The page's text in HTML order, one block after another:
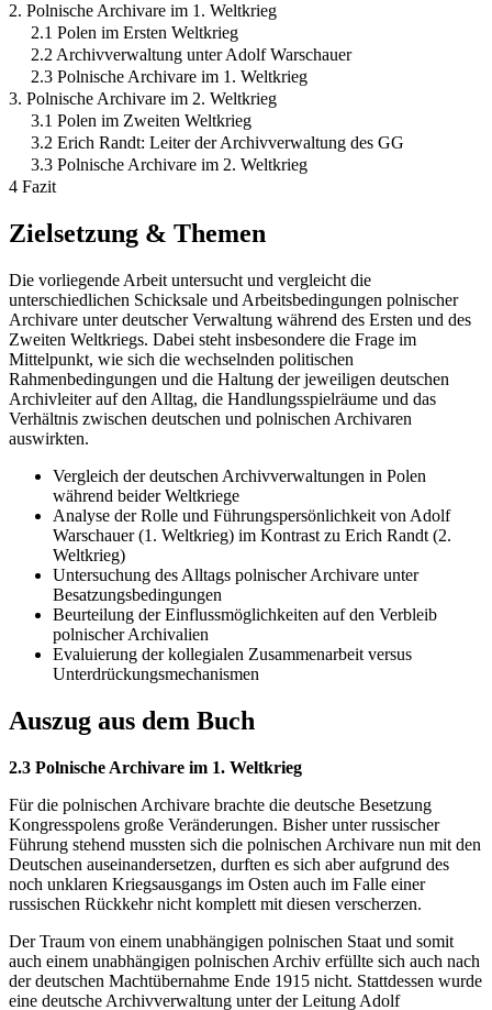
2. Polnische Archivare im 1. Weltkrieg
2.1 Polen im Ersten Weltkrieg
2.2 Archivverwaltung unter Adolf Warschauer
2.3 Polnische Archivare im 1. Weltkrieg
3. Polnische Archivare im 2. Weltkrieg
3.1 Polen im Zweiten Weltkrieg
3.2 Erich Randt: Leiter der Archivverwaltung des GG
3.3 Polnische Archivare im 2. Weltkrieg
4 Fazit
Zielsetzung & Themen
Die vorliegende Arbeit untersucht und vergleicht die
unterschiedlichen Schicksale und Arbeitsbedingungen polnischer
Archivare unter deutscher Verwaltung während des Ersten und des
Zweiten Weltkriegs. Dabei steht insbesondere die Frage im
Mittelpunkt, wie sich die wechselnden politischen
Rahmenbedingungen und die Haltung der jeweiligen deutschen
Archivleiter auf den Alltag, die Handlungsspielräume und das
Verhältnis zwischen deutschen und polnischen Archivaren
auswirkten.
Vergleich der deutschen Archivverwaltungen in Polen
während beider Weltkriege
Analyse der Rolle und Führungspersönlichkeit von Adolf
Warschauer (1. Weltkrieg) im Kontrast zu Erich Randt (2.
Weltkrieg)
Untersuchung des Alltags polnischer Archivare unter
Besatzungsbedingungen
Beurteilung der Einflussmöglichkeiten auf den Verbleib
polnischer Archivalien
Evaluierung der kollegialen Zusammenarbeit versus
Unterdrückungsmechanismen
Auszug aus dem Buch
2.3 Polnische Archivare im 1. Weltkrieg
Für die polnischen Archivare brachte die deutsche Besetzung
Kongresspolens große Veränderungen. Bisher unter russischer
Führung stehend mussten sich die polnischen Archivare nun mit den
Deutschen auseinandersetzen, durften es sich aber aufgrund des
noch unklaren Kriegsausgangs im Osten auch im Falle einer
russischen Rückkehr nicht komplett mit diesen verscherzen.
Der Traum von einem unabhängigen polnischen Staat und somit
auch einem unabhängigen polnischen Archiv erfüllte sich auch nach
der deutschen Machtübernahme Ende 1915 nicht. Stattdessen wurde
eine deutsche Archivverwaltung unter der Leitung Adolf